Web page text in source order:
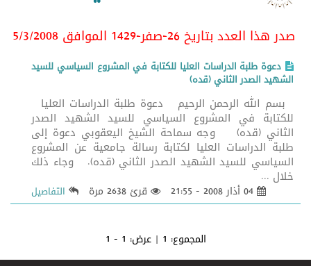
صدر هذا العدد بتاريخ 26-صفر-1429 الموافق 5/3/2008
دعوة طلبة الدراسات العليا للكتابة في المشروع السياسي للسيد
الشهيد الصدر الثاني (قده)
بسم الله الرحمن الرحيم دعوة طلبة الدراسات العليا
للكتابة في المشروع السياسي للسيد الشهيد الصدر
الثاني (قده) وجه سماحة الشيخ اليعقوبي دعوة إلى
طلبة الدراسات العليا لكتابة رسالة جامعية عن المشروع
السياسي للسيد الشهيد الصدر الثاني (قده). وجاء ذلك
خلال ...
قرئ 2638 مرة التفاصيل
المجموع: 1 | عرض: 1 - 1